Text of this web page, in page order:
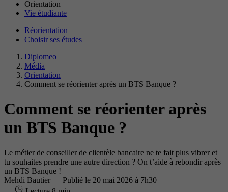
Orientation
Vie étudiante
Réorientation
Choisir ses études
Diplomeo
Média
Orientation
Comment se réorienter après un BTS Banque ?
Comment se réorienter après
un BTS Banque ?
Le métier de conseiller de clientèle bancaire ne te fait plus vibrer et
tu souhaites prendre une autre direction ? On t’aide à rebondir après
un BTS Banque !
Mehdi Bautier — Publié le 20 mai 2026 à 7h30